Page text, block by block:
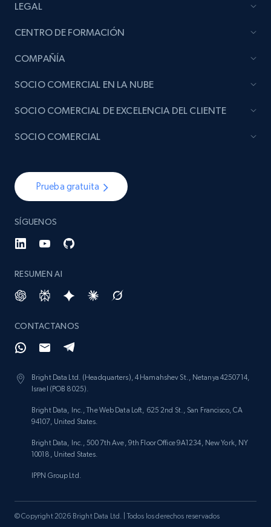
LEGAL
CENTRO DE FORMACIÓN
COMPAÑÍA
Prueba gratuita
SÍGUENOS
RESUMEN AI
CONTACTANOS
Bright Data Ltd. (Headquarters), 4 Hamahshev St., Netanya 4250714,
Israel (POB 8025).
Bright Data, Inc., The Web Data Loft, 625 2nd St., San Francisco, CA
94107, United States.
Bright Data, Inc., 500 7th Ave, 9th Floor Office 9A1234, New York, NY
10018, United States.
IPPN Group Ltd.
SOCIO COMERCIAL EN LA NUBE
SOCIO COMERCIAL DE EXCELENCIA DEL CLIENTE
SOCIO COMERCIAL
© Copyright 2026 Bright Data Ltd. | Todos los derechos reservados